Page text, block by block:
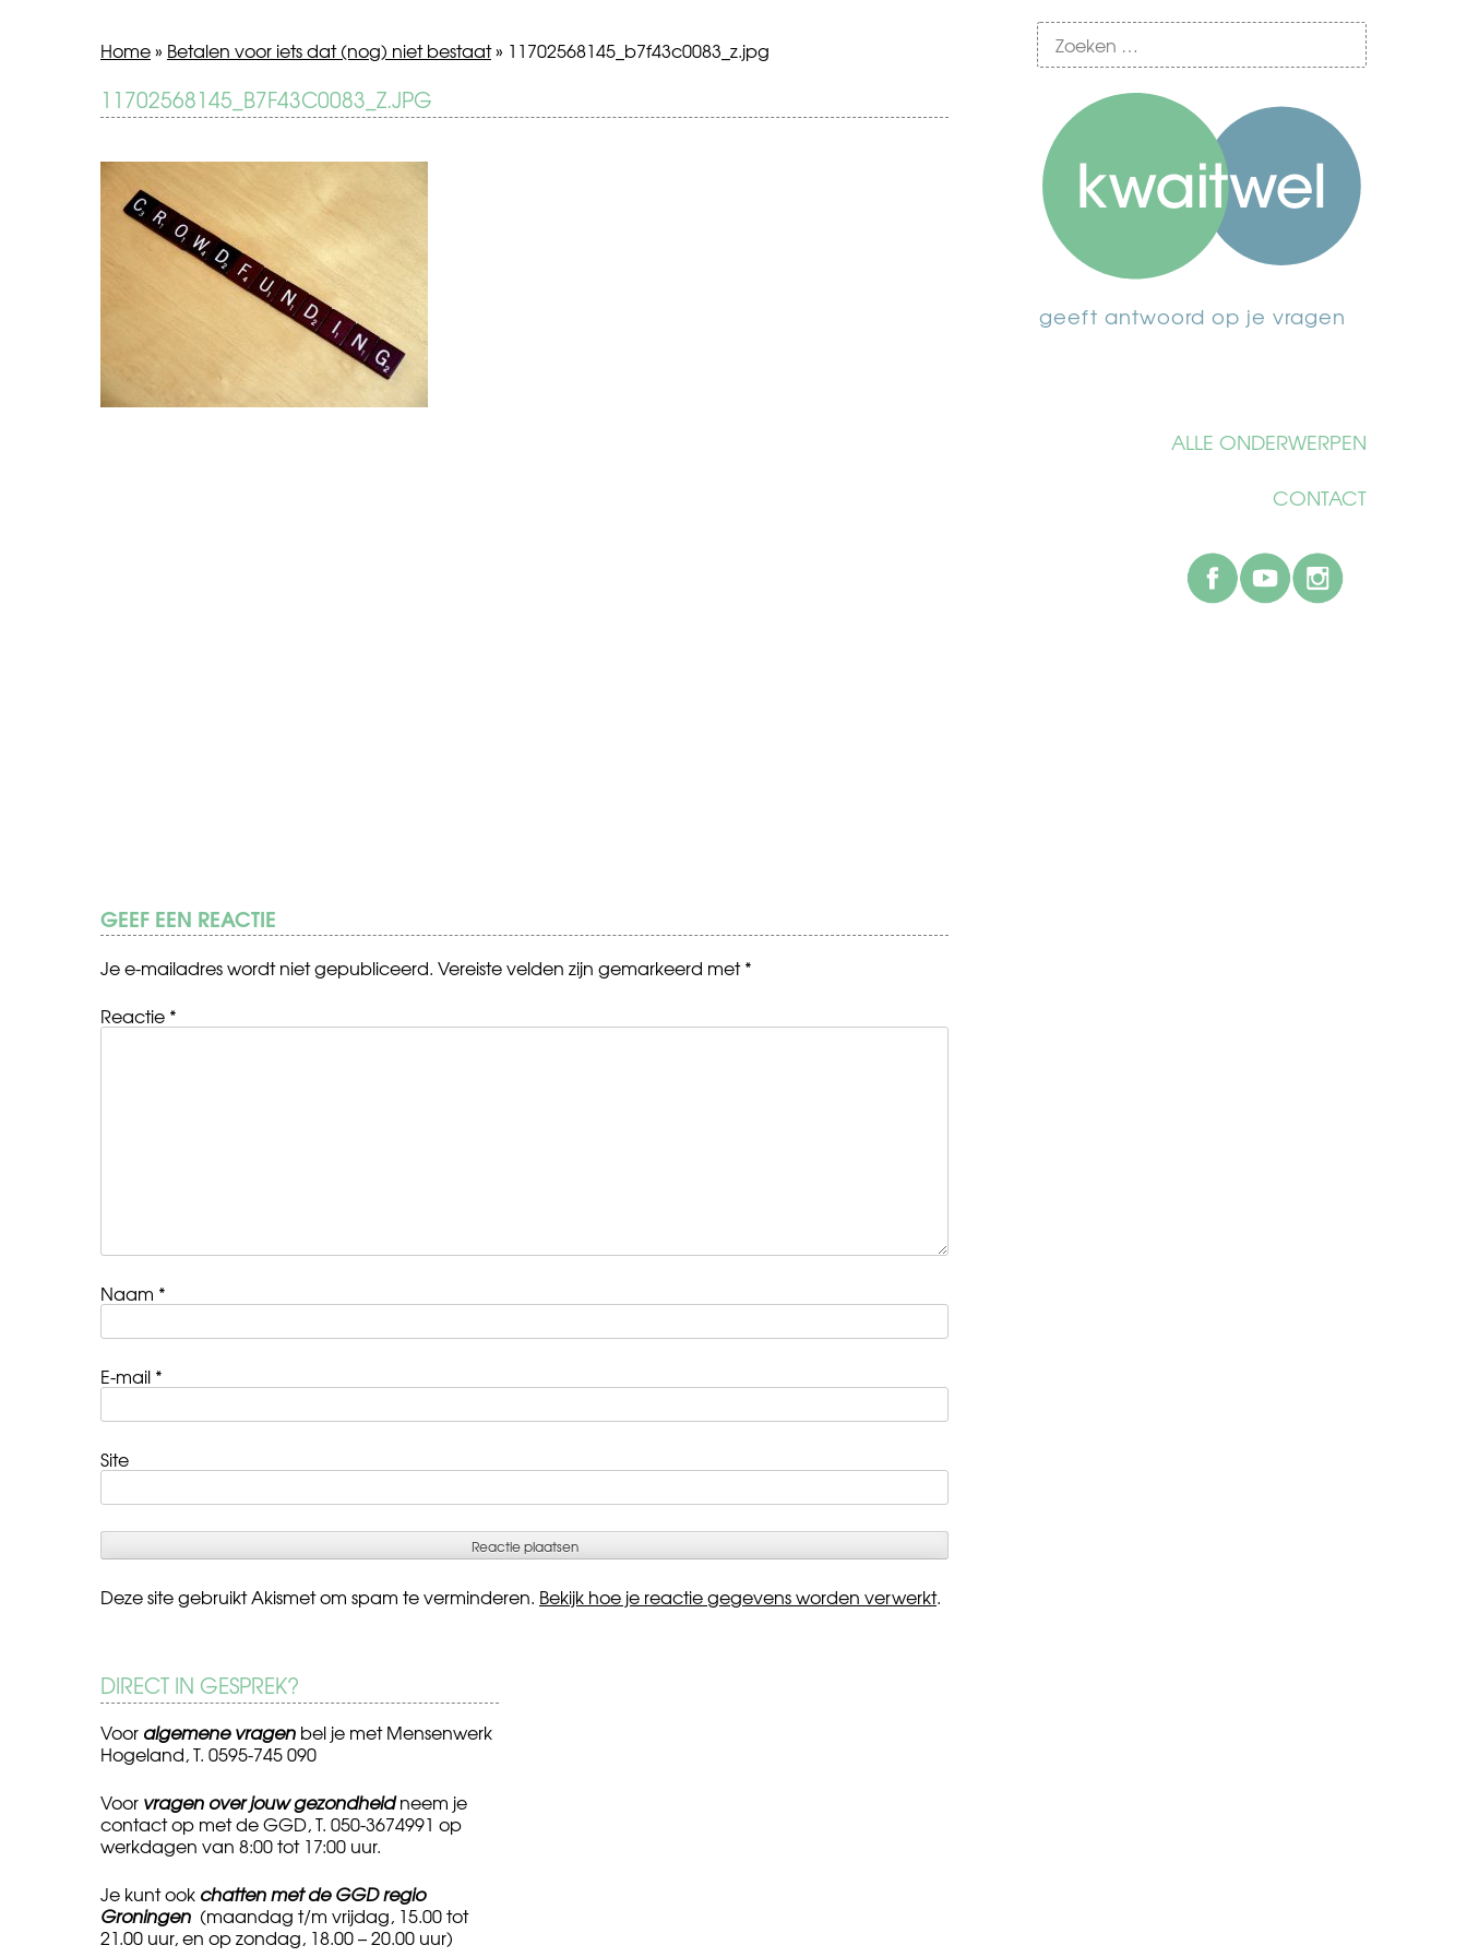
geeft antwoord op je vragen
ALLE ONDERWERPEN
CONTACT
facebook
Home» Betalen voor iets dat (nog) niet bestaat» 11702568145_b7f43c0083_z.jpg
11702568145_B7F43C0083_Z.JPG
BERICHT
NAVIGATIE
Betalen
voor
dat
(nog)
niet
bestaat
GEEF EEN REACTIE
Je e-mailadres wordt niet gepubliceerd. Vereiste velden zijn gemarkeerd met*
Reactie *
Naam *
E-mail *
Site
Deze site gebruikt Akismet om spam te verminderen. Bekijk hoe je reactie gegevens worden verwerkt.
DIRECT IN GESPREK?
Voor algemene vragen bel je met Mensenwerk
Hogeland, T. 0595-745 090
Voor vragen over jouw gezondheidneem je
contact op met de GGD, T. 050-3674991 op
werkdagen van 8:00 tot 17:00 uur.
Je kunt ook chatten met de GGD regio
Groningen (maandag t/m vrijdag, 15.00 tot
21.00 uur, en op zondag, 18.00 – 20.00 uur)